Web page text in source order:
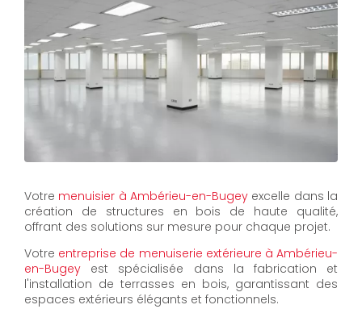
Votre menuisier à Ambérieu-en-Bugey excelle dans la
création de structures en bois de haute qualité,
offrant des solutions sur mesure pour chaque projet.
Votre entreprise de menuiserie extérieure à Ambérieu-
en-Bugey est spécialisée dans la fabrication et
l'installation de terrasses en bois, garantissant des
espaces extérieurs élégants et fonctionnels.